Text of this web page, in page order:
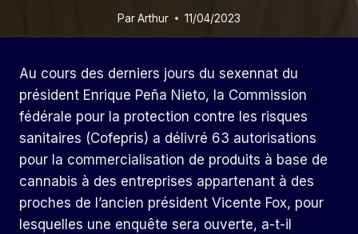
ParArthur 11/04/2023
Au cours des derniers jours du sexennat du
président Enrique Peña Nieto, la Commission
fédérale pour la protection contre les risques
sanitaires (Cofepris) a délivré 63 autorisations
pour la commercialisation de produits à base de
cannabis à des entreprises appartenant à des
proches de l’ancien président Vicente Fox, pour
lesquelles une enquête sera ouverte, a-t-il